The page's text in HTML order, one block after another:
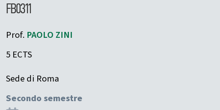
FB0311
Prof. PAOLO ZINI
5 ECTS
Sede di Roma
Secondo semestre